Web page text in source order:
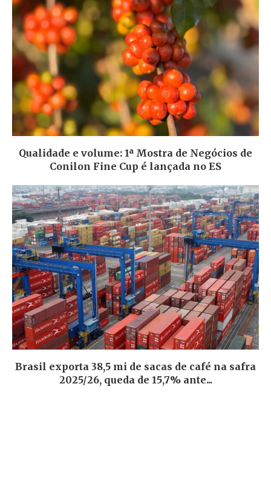
Qualidade e volume: 1ª Mostra de Negócios de
Conilon Fine Cup é lançada no ES
Brasil exporta 38,5 mi de sacas de café na safra
2025/26, queda de 15,7% ante...